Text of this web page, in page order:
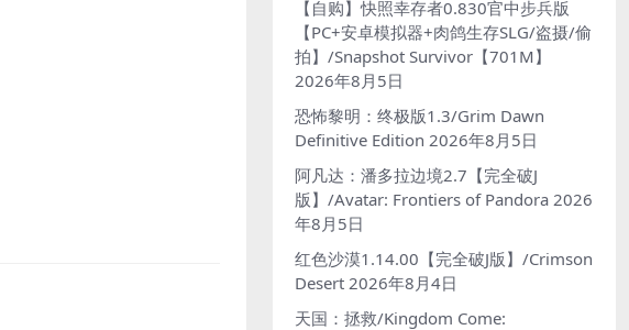
【自购】快照幸存者0.830官中步兵版
【PC+安卓模拟器+肉鸽生存SLG/盗摄/偷
拍】/Snapshot Survivor【701M】
2026年8月5日
恐怖黎明：终极版1.3/Grim Dawn
Definitive Edition 2026年8月5日
阿凡达：潘多拉边境2.7【完全破J
版】/Avatar: Frontiers of Pandora 2026
年8月5日
红色沙漠1.14.00【完全破J版】/Crimson
Desert 2026年8月4日
天国：拯救/Kingdom Come: